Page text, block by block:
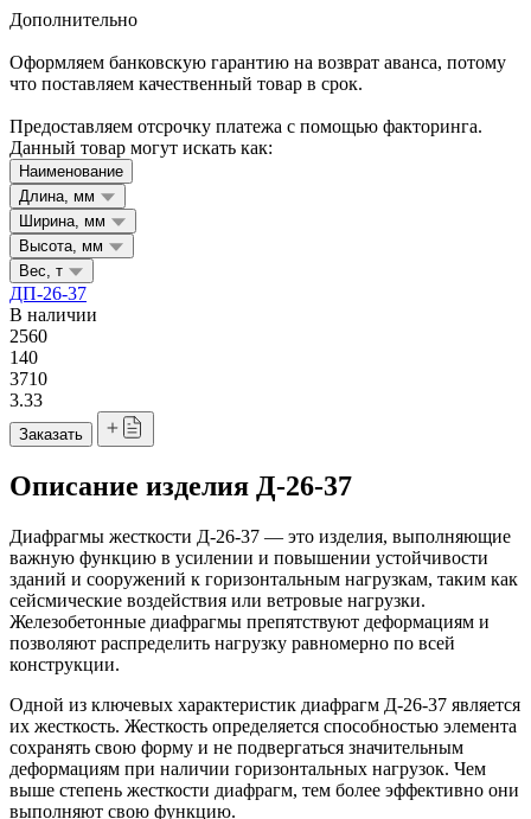
Дополнительно
Оформляем банковскую гарантию на возврат аванса, потому
что поставляем качественный товар в срок.
Предоставляем отсрочку платежа с помощью факторинга.
Данный товар могут искать как:
Наименование
Длина, мм
Ширина, мм
Высота, мм
Вес, т
ДП-26-37
В наличии
2560
140
3710
3.33
Заказать
Описание изделия Д-26-37
Диафрагмы жесткости Д-26-37 — это изделия, выполняющие
важную функцию в усилении и повышении устойчивости
зданий и сооружений к горизонтальным нагрузкам, таким как
сейсмические воздействия или ветровые нагрузки.
Железобетонные диафрагмы препятствуют деформациям и
позволяют распределить нагрузку равномерно по всей
конструкции.
Одной из ключевых характеристик диафрагм Д-26-37 является
их жесткость. Жесткость определяется способностью элемента
сохранять свою форму и не подвергаться значительным
деформациям при наличии горизонтальных нагрузок. Чем
выше степень жесткости диафрагм, тем более эффективно они
выполняют свою функцию.